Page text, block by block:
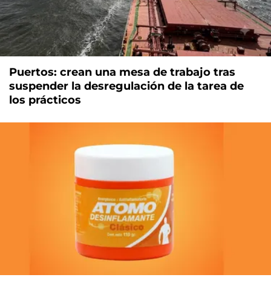
Puertos: crean una mesa de trabajo tras
suspender la desregulación de la tarea de
los prácticos